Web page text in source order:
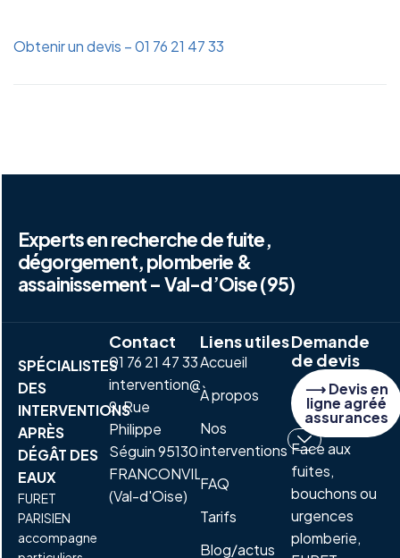
Obtenir un devis – 01 76 21 47 33
Experts en recherche de fuite,
dégorgement, plomberie &
assainissement – Val-d’Oise (95)
SPÉCIALISTES
DES
INTERVENTIONS
APRÈS
DÉGÂT DES
EAUX
FURET
PARISIEN
accompagne
Contact
01 76 21 47 33
intervention@furetparisien.fr
9, Rue
Philippe
Séguin 95130
FRANCONVILLE
(Val-d'Oise)
Liens utiles
Accueil
À propos
Nos
interventions
FAQ
Tarifs
Blog/actus
Demande
de devis
⟶ Devis en
ligne agréé
assurances
Face aux
fuites,
bouchons ou
urgences
plomberie,